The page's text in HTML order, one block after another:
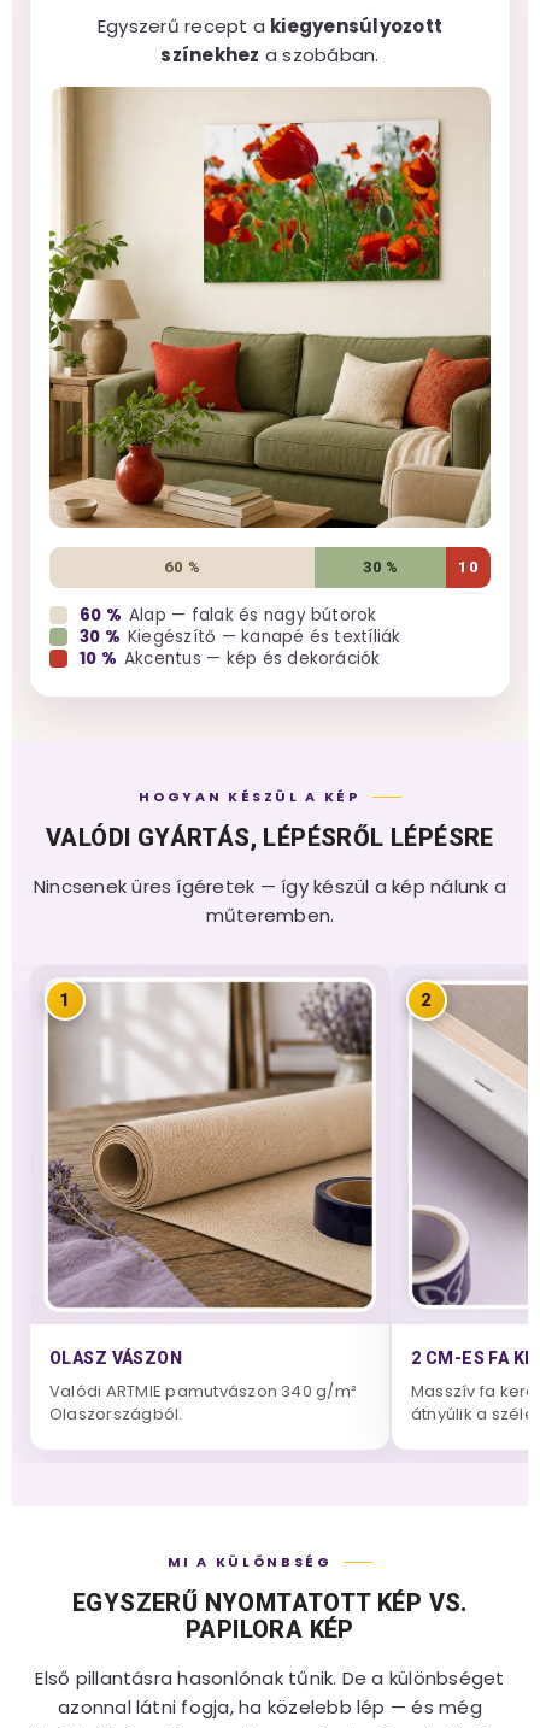
Egyszerű recept a kiegyensúlyozott
színekhez a szobában.
60 % 30 % 10
60 % Alap — falak és nagy bútorok
30 % Kiegészítő — kanapé és textíliák
10 % Akcentus — kép és dekorációk
HOGYAN KÉSZÜL A KÉP
VALÓDI GYÁRTÁS, LÉPÉSRŐL LÉPÉSRE
Nincsenek üres ígéretek — így készül a kép nálunk a
műteremben.
1
OLASZ VÁSZON
Valódi ARTMIE pamutvászon 340 g/m²
Olaszországból.
2
2 CM-ES FA
Masszív fa
átnyúlik a
MI A KÜLÖNBSÉG
EGYSZERŰ NYOMTATOTT KÉP VS.
PAPILORA KÉP
Első pillantásra hasonlónak tűnik. De a különbséget
azonnal látni fogja, ha közelebb lép — és még